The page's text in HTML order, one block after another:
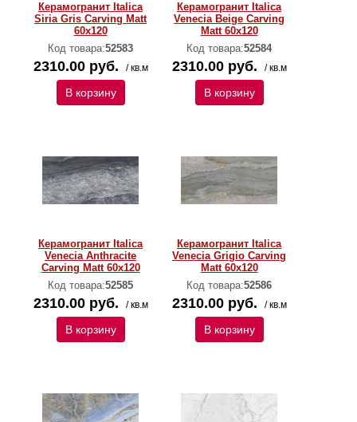
Керамогранит Italica
Siria Gris Carving Matt
60x120
Код товара:52583
2310.00 руб. / кв.м
В корзину
Керамогранит Italica
Venecia Beige Carving
Matt 60x120
Код товара:52584
2310.00 руб. / кв.м
В корзину
Керамогранит Italica
Venecia Anthracite
Carving Matt 60x120
Код товара:52585
2310.00 руб. / кв.м
В корзину
Керамогранит Italica
Venecia Grigio Carving
Matt 60x120
Код товара:52586
2310.00 руб. / кв.м
В корзину